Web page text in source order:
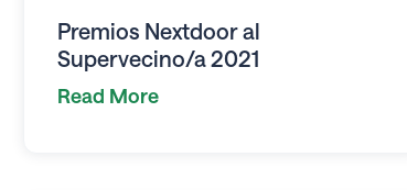
Premios Nextdoor al
Supervecino/a 2021
Read More